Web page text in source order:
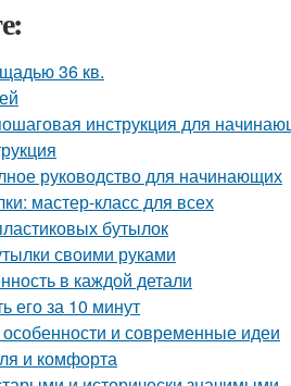
36 кв.
инструкция для
руководство для начинающих
мастер-класс для всех
бутылок
своими руками
в каждой детали
его за 10 минут
и современные идеи
и комфорта